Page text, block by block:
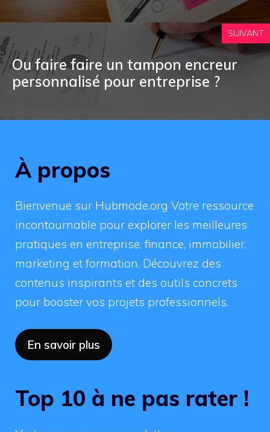
SUIVANT
Ou faire faire un tampon encreur
personnalisé pour entreprise ?
À propos
Bienvenue sur Hubmode.org Votre ressource
incontournable pour explorer les meilleures
pratiques en entreprise, finance, immobilier,
marketing et formation. Découvrez des
contenus inspirants et des outils concrets
pour booster vos projets professionnels.
En savoir plus
Top 10 à ne pas rater !